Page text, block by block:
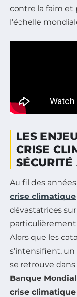
contre la faim et
l’échelle
LES
CRISE
Au fil des
crise climatique
dévastatrices sur
particulièrement
Alors que les
s’intensifient,
se retrouve dans
Banque
crise climatique